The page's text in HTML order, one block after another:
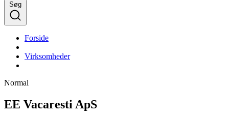
Søg
Forside
Virksomheder
Normal
EE Vacaresti ApS